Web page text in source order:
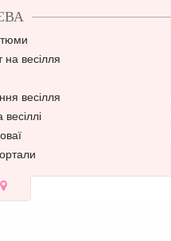
на весілля
весілля
весіллі